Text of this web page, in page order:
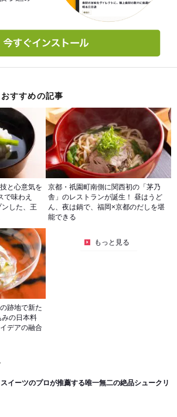
すすめの記事
と心意気を
で味わえ
した、王
京都・祇園町南側に関西初の「茅乃
舎」のレストランが誕生！ 昼はうど
ん、夜は鍋で、福岡×京都のだしを堪
能できる
跡地で新た
の日本料
デアの融合
もっと見る
イーツのプロが推薦する唯一無二の絶品シュークリ